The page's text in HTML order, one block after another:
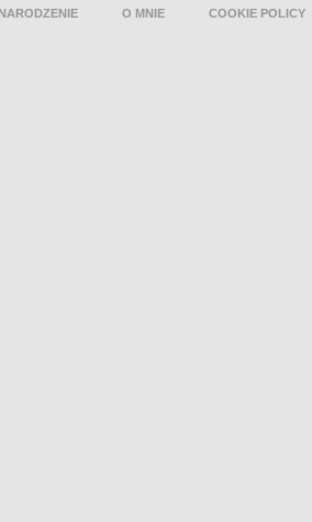
O MNIE COOKIE POLICY